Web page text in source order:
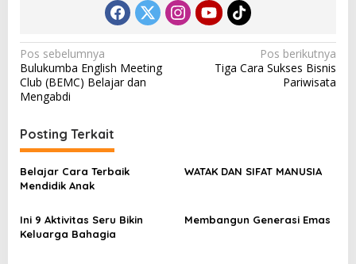
N
a
v
i
g
a
s
i
p
Pos sebelumnya
Bulukumba English Meeting
Club (BEMC) Belajar dan
Mengabdi
Pos berikutnya
Tiga Cara Sukses Bisnis
Pariwisata
Posting Terkait
Belajar Cara Terbaik
Mendidik Anak
WATAK DAN SIFAT MANUSIA
Ini 9 Aktivitas Seru Bikin
Keluarga Bahagia
Membangun Generasi Emas